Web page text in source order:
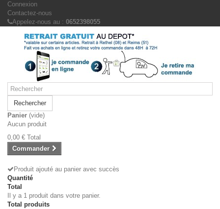
Connexion
Contactez-nous
Appelez-nous au : 0652398055
Rechercher
Panier (vide)
Aucun produit
0,00 € Total
Commander
Produit ajouté au panier avec succès
Quantité
Total
Il y a 1 produit dans votre panier.
Total produits